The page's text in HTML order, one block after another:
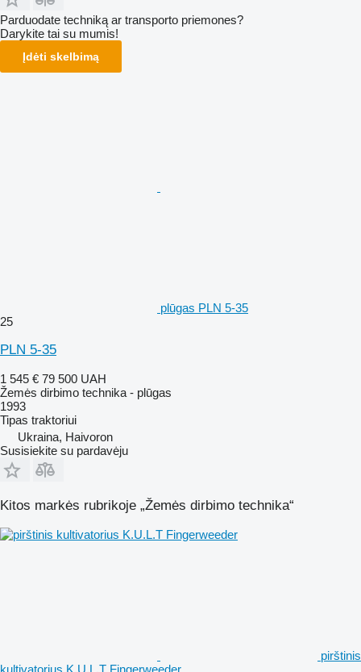
Parduodate techniką ar transporto priemones?
Darykite tai su mumis!
Įdėti skelbimą
plūgas PLN 5-35
25
PLN 5-35
1 545 € 79 500 UAH
Žemės dirbimo technika - plūgas
1993
Tipas traktoriui
Ukraina, Haivoron
Susisiekite su pardavėju
Kitos markės rubrikoje „Žemės dirbimo technika“
pirštinis
kultivatorius K.U.L.T Fingerweeder